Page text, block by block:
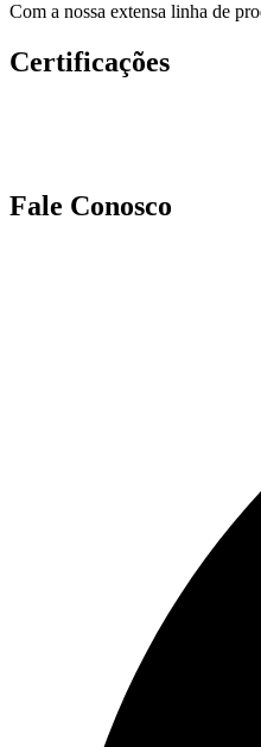
Com a nossa extensa linha de
Certificações
Fale Conosco